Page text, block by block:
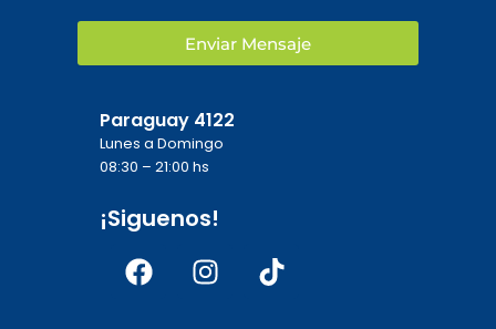
Enviar Mensaje
Paraguay 4122
Lunes a Domingo
08:30 – 21:00 hs
¡Siguenos!
Facebook
Instagram
Tiktok